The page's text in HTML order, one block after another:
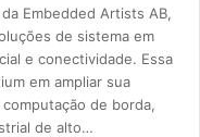
Embedded Artists AB,
de sistema em
e conectividade. Essa
em ampliar sua
de borda,
de alto…